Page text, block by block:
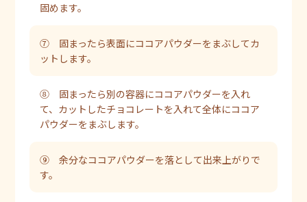
固めます。
⑦ 固まったら表面にココアパウダーをまぶしてカ
ットします。
⑧ 固まったら別の容器にココアパウダーを入れ
て、カットしたチョコレートを入れて全体にココア
パウダーをまぶします。
⑨ 余分なココアパウダーを落として出来上がりで
す。